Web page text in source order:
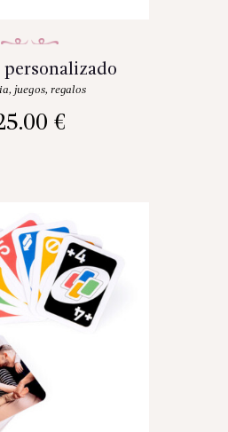
personalizado
, juegos, regalos
€